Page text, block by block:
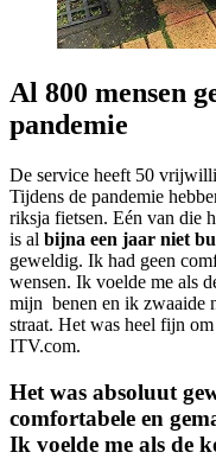
Al 800 mensen
pandemie
De service heeft 50
Tijdens de pandemie
riksja fietsen. Eén van die
is al bijna een jaar niet
geweldig. Ik had geen
wensen. Ik voelde me als
mijn benen en ik zwaaide
straat. Het was heel fijn
ITV.com.
Het was absoluut
comfortabele en
Ik voelde me als de